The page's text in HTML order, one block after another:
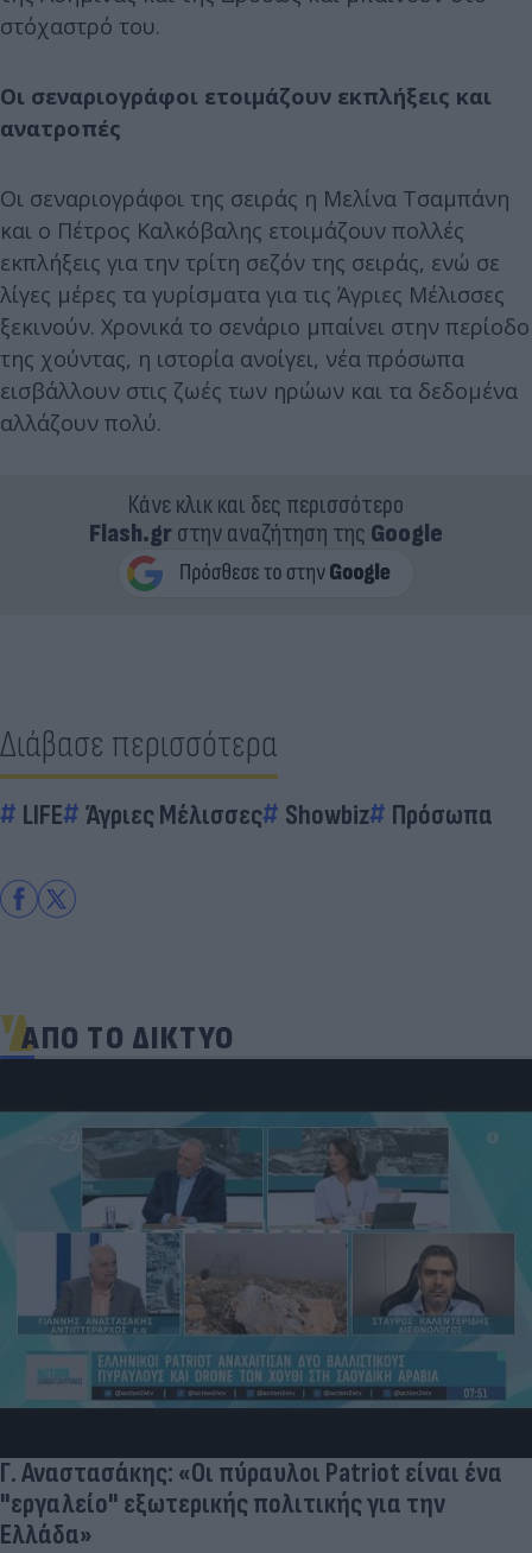
στόχαστρό του.
Οι σεναριογράφοι ετοιμάζουν εκπλήξεις και
ανατροπές
Οι σεναριογράφοι της σειράς η Μελίνα Τσαμπάνη
και ο Πέτρος Καλκόβαλης ετοιμάζουν πολλές
εκπλήξεις για την τρίτη σεζόν της σειράς, ενώ σε
λίγες μέρες τα γυρίσματα για τις Άγριες Μέλισσες
ξεκινούν. Χρονικά το σενάριο μπαίνει στην περίοδο
της χούντας, η ιστορία ανοίγει, νέα πρόσωπα
εισβάλλουν στις ζωές των ηρώων και τα δεδομένα
αλλάζουν πολύ.
Κάνε κλικ και δες περισσότερο
Flash.grστην αναζήτηση της Google
Διάβασε περισσότερα
LIFE Άγριες Μέλισσες Showbiz Πρόσωπα
ΑΠΟ ΤΟ ΔΙΚΤΥΟ
Γ. Αναστασάκης: «Οι πύραυλοι Patriot είναι ένα
"εργαλείο" εξωτερικής πολιτικής για την
Ελλάδα»